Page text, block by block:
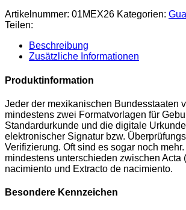
Artikelnummer: 01MEX26 Kategorien:
Teilen:
Beschreibung
Zusätzliche Informationen
Produktinformation
Jeder der mexikanischen Bundesstaaten
mindestens zwei Formatvorlagen für
Standardurkunde und die digitale
elektronischer Signatur bzw.
Verifizierung. Oft sind es sogar noch
mindestens unterschieden zwischen Acta
nacimiento und Extracto de nacimiento.
Besondere Kennzeichen